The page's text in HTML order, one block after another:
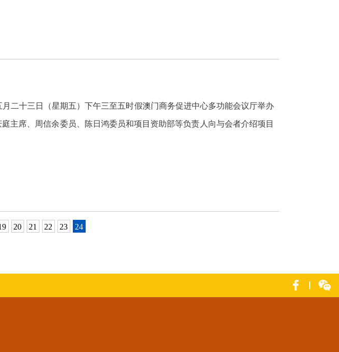
二十三日（星期五）下午三至五时假澳门商务促进中心多功能会议厅举办
主席、周信余委员、陈日鸿委员和项目资助部等负责人向与会者介绍项目
20 21 22 23 24